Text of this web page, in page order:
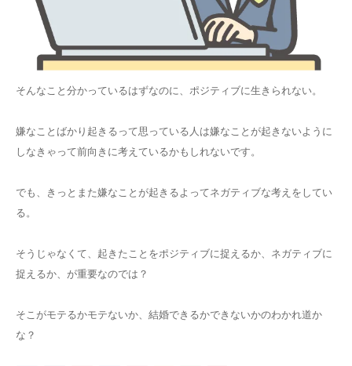
そんなこと分かっているはずなのに、ポジティブに生きられない。
嫌なことばかり起きるって思っている人は嫌なことが起きないように
しなきゃって前向きに考えているかもしれないです。
でも、きっとまた嫌なことが起きるよってネガティブな考えをしてい
る。
そうじゃなくて、起きたことをポジティブに捉えるか、ネガティブに
捉えるか、が重要なのでは？
そこがモテるかモテないか、結婚できるかできないかのわかれ道か
な？